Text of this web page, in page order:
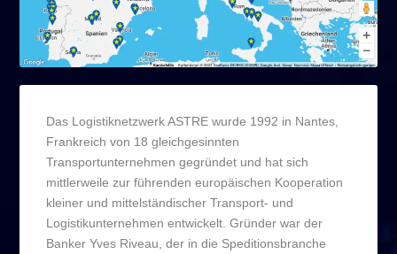
Das Logistiknetzwerk ASTRE wurde 1992 in Nantes,
Frankreich von 18 gleichgesinnten
Transportunternehmen gegründet und hat sich
mittlerweile zur führenden europäischen Kooperation
kleiner und mittelständischer Transport- und
Logistikunternehmen entwickelt. Gründer war der
Banker Yves Riveau, der in die Speditionsbranche